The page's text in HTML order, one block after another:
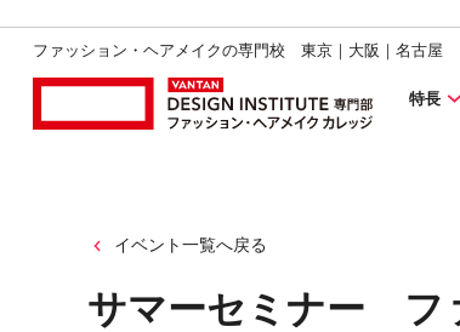
ファッション・ヘアメイクの専門校 東京｜大阪｜名古屋
特長
イベント一覧へ戻る
サマーセミナー フ